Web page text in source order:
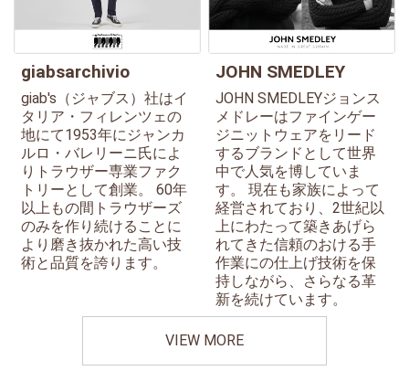
giabsarchivio
giab's（ジャブス）社はイ
タリア・フィレンツェの
地にて1953年にジャンカ
ルロ・バレリーニ氏によ
りトラウザー専業ファク
トリーとして創業。 60年
以上もの間トラウザーズ
のみを作り続けることに
より磨き抜かれた高い技
術と品質を誇ります。
JOHN SMEDLEY
JOHN SMEDLEYジョンス
メドレーはファインゲー
ジニットウェアをリード
するブランドとして世界
中で人気を博していま
す。 現在も家族によって
経営されており、2世紀以
上にわたって築きあげら
れてきた信頼のおける手
作業にの仕上げ技術を保
持しながら、さらなる革
新を続けています。
VIEW MORE